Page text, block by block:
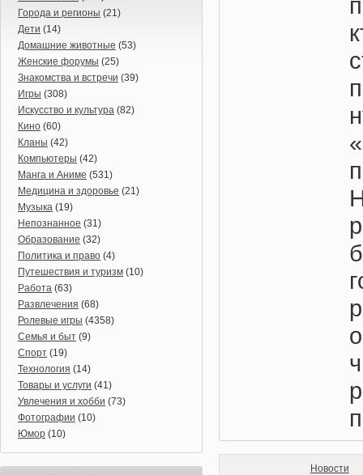
Города и регионы (21)
Дети (14)
Домашние животные (53)
Женские форумы (25)
Знакомства и встречи (39)
Игры (308)
Искусство и культура (82)
Кино (60)
Кланы (42)
Компьютеры (42)
Манга и Аниме (531)
Медицина и здоровье (21)
Музыка (19)
Непознанное (31)
Образование (32)
Политика и право (4)
Путешествия и туризм (10)
Работа (63)
Развлечения (68)
Ролевые игры (4358)
Семья и быт (9)
Спорт (19)
Технология (14)
Товары и услуги (41)
Увлечения и хобби (73)
Фотографии (10)
Юмор (10)
Новости